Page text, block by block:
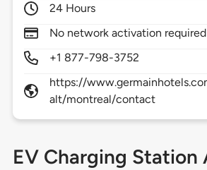
24 Hours
No network activation required
+1 877-798-3752
https://
alt/montreal/contact
EV Charging Station